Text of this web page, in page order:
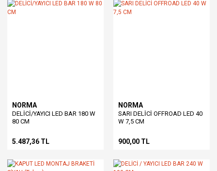
NORMA
DELİCİ/YAYICI LED BAR 180 W
80 CM
5.487,36 TL
NORMA
SARI DELİCİ OFFROAD LED 40
W 7,5 CM
900,00 TL